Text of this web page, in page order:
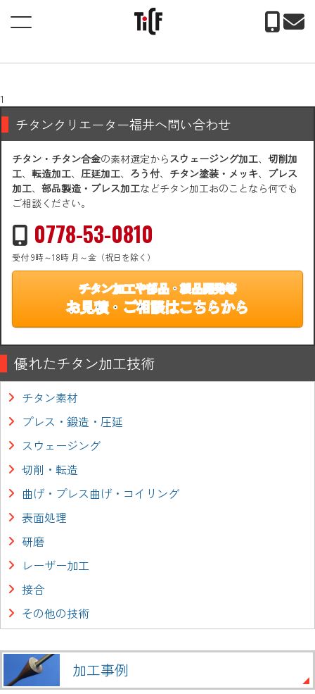
曲げ、コイリング
1
チタンクリエーター福井へ問い合わせ
チタン・チタン合金の素材選定からスウェージング加工、 切削加
工、 転造加工、 圧延加工、 ろう付、 チタン塗装・メッキ、 プレス
加工、 部品製造・プレス加工などチタン加工おのことなら何でも
ご相談ください。
0778-53-0810
受付 9時～18時 月～金（祝日を除く）
チタン加工や部品・製品開発等
お見積・ご相談はこちらから
優れたチタン加工技術
チタン素材
プレス・鍛造・圧延
スウェージング
切削・転造
曲げ・プレス曲げ・コイリング
表面処理
研磨
レーザー加工
接合
その他の技術
加工事例